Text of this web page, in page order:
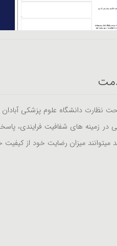
نظارت دانشگاه علوم پزشکی آبادان
در زمینه های شفافیت فرایندی،
میتوانند میزان رضایت خود از کیفیت